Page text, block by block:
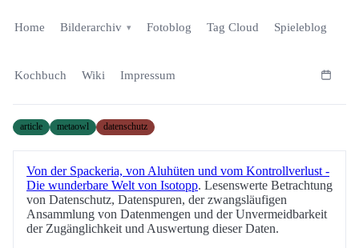
Home Bilderarchiv Fotoblog Tag Cloud Spieleblog
Kochbuch Wiki Impressum
article metaowl datenschutz
Von der Spackeria, von Aluhüten und vom Kontrollverlust -
Die wunderbare Welt von Isotopp. Lesenswerte Betrachtung
von Datenschutz, Datenspuren, der zwangsläufigen
Ansammlung von Datenmengen und der Unvermeidbarkeit
der Zugänglichkeit und Auswertung dieser Daten.